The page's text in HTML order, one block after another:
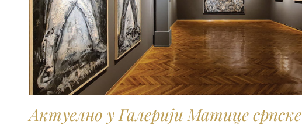
Актуелно у Галерији Матице српске